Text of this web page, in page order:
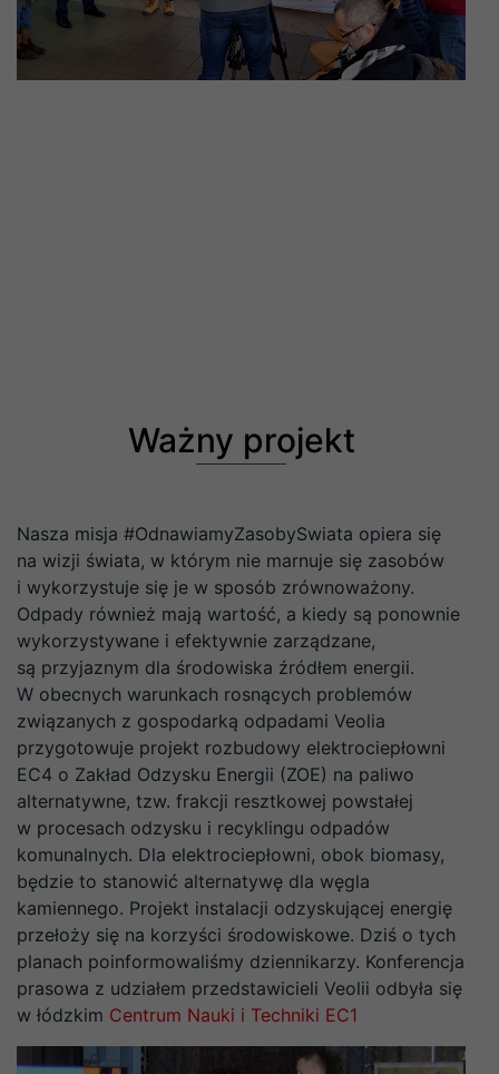
Ważny projekt
Nasza misja #OdnawiamyZasobySwiata opiera się
na wizji świata, w którym nie marnuje się zasobów
i wykorzystuje się je w sposób zrównoważony.
Odpady również mają wartość, a kiedy są ponownie
wykorzystywane i efektywnie zarządzane,
są przyjaznym dla środowiska źródłem energii.
W obecnych warunkach rosnących problemów
związanych z gospodarką odpadami Veolia
przygotowuje projekt rozbudowy elektrociepłowni
EC4 o Zakład Odzysku Energii (ZOE) na paliwo
alternatywne, tzw. frakcji resztkowej powstałej
w procesach odzysku i recyklingu odpadów
komunalnych. Dla elektrociepłowni, obok biomasy,
będzie to stanowić alternatywę dla węgla
kamiennego. Projekt instalacji odzyskującej energię
przełoży się na korzyści środowiskowe. Dziś o tych
planach poinformowaliśmy dziennikarzy. Konferencja
prasowa z udziałem przedstawicieli Veolii odbyła się
w łódzkim Centrum Nauki i Techniki EC1